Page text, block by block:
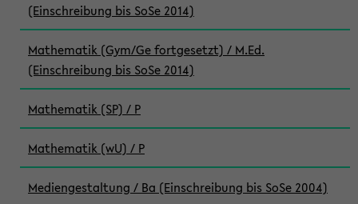
(Einschreibung bis SoSe 2014)
Mathematik (Gym/Ge fortgesetzt) / M.Ed.
(Einschreibung bis SoSe 2014)
Mathematik (SP) / P
Mathematik (wU) / P
Mediengestaltung / Ba (Einschreibung bis SoSe 2004)